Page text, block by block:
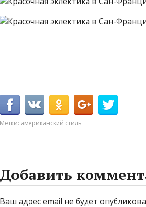
Метки: американский стиль
Добавить
Ваш адрес email не будет